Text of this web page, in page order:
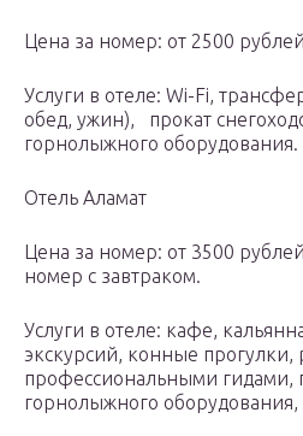
Цена за номер: от 2500
Услуги в отеле: Wi-Fi,
обед, ужин), прокат
горнолыжного оборудования.
Отель Аламат
Цена за номер: от 3500
номер с завтраком.
Услуги в отеле: кафе,
экскурсий, конные прогулки,
профессиональными гидами,
горнолыжного оборудования,